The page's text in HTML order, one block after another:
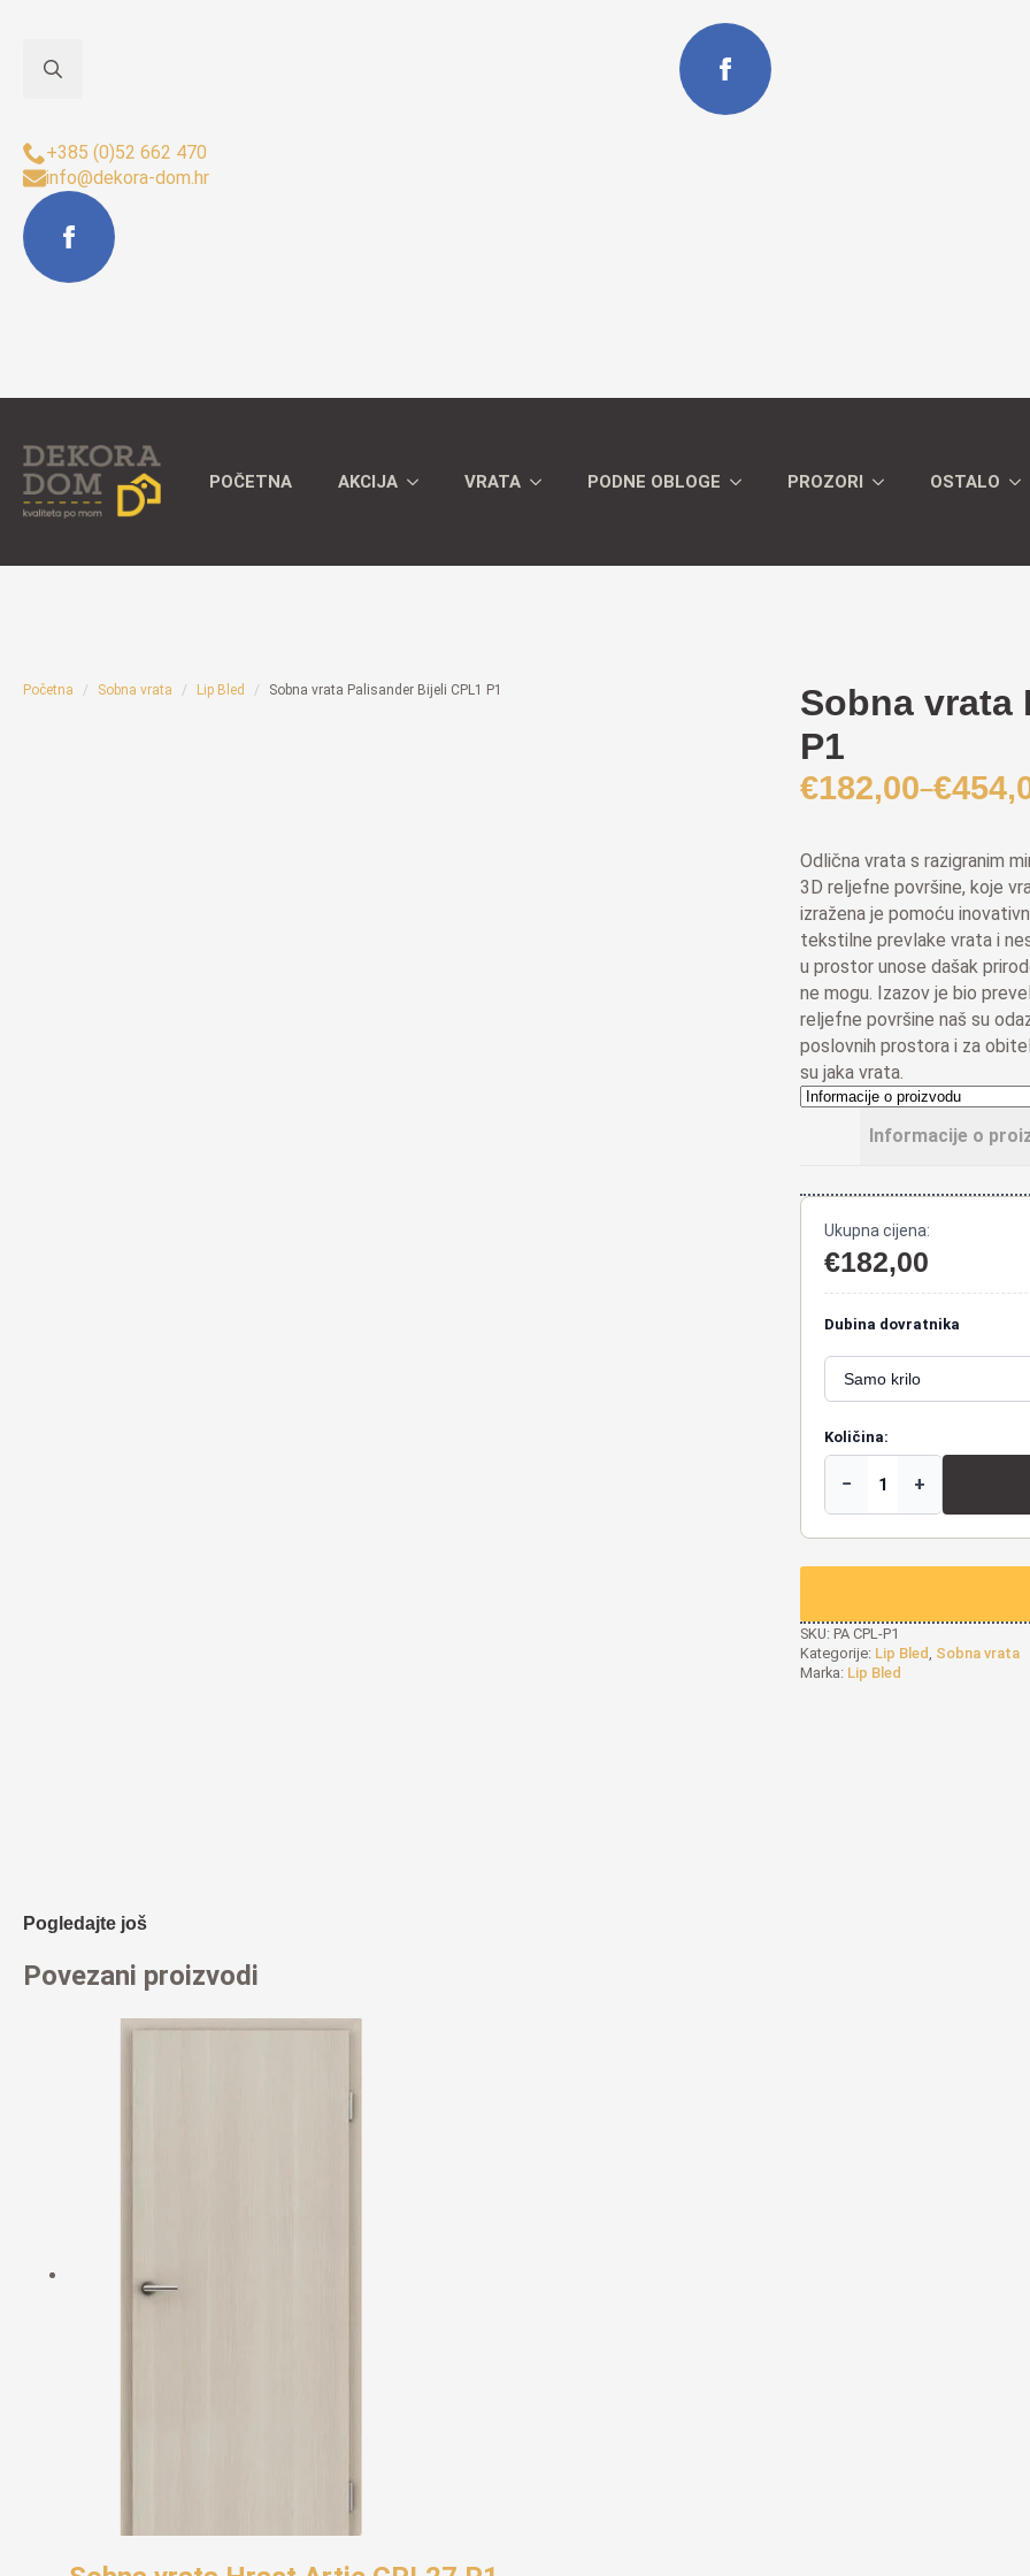
+385 (0)52 662 470
info@dekora-dom.hr
POČETNA AKCIJA VRATA PODNE OBLOGE PROZORI OSTALO
Početna Sobna vrata Lip Bled Sobna vrata Palisander Bijeli CPL1 P1
Sobna vrata
P1
€182,00–€
Raspon
od
€182,00
do
€454,00
Odlična vrata s razigranim
3D reljefne površine, koje
izražena je pomoću
tekstilne prevlake vrata i
u prostor unose dašak
ne mogu. Izazov je bio
reljefne površine naš su
poslovnih prostora i za
su jaka vrata.
Informacije o
Ukupna cijena:
€182,00
Dubina dovratnika
Količina:
− +
SKU: PA CPL-P1
Kategorije: Lip Bled, Sobna vrata
Marka: Lip Bled
Pogledajte još
Povezani proizvodi